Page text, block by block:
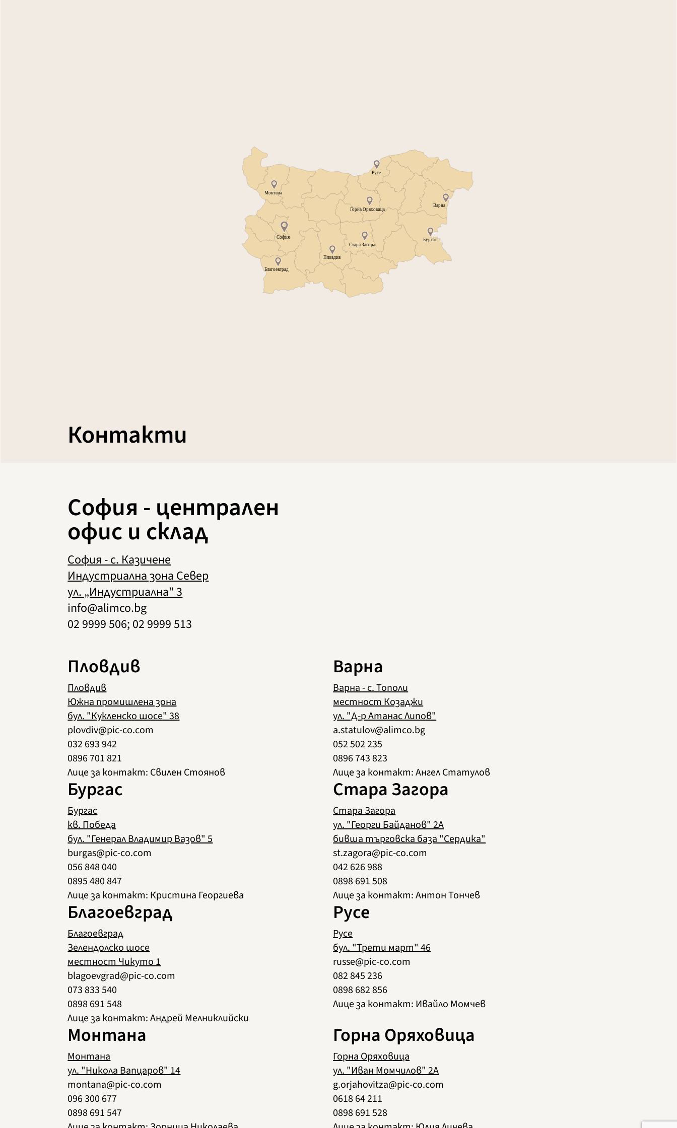
Контакти
София - централен
офис и склад
София - с. Казичене
Индустриална зона Север
ул. „Индустриална" 3
info@alimco.bg
02 9999 506; 02 9999 513
Пловдив
Пловдив
Южна промишлена зона
бул. "Кукленско шосе" 38
plovdiv@pic-co.com
032 693 942
0896 701 821
Лице за контакт: Свилен Стоянов
Варна
Варна - с. Тополи
местност Козаджи
ул. "Д-р Атанас Липов"
a.statulov@alimco.bg
052 502 235
0896 743 823
Лице за контакт: Ангел Статулов
Бургас
Бургас
кв. Победа
бул. "Генерал Владимир Вазов" 5
burgas@pic-co.com
056 848 040
0895 480 847
Лице за контакт: Кристина Георгиева
Стара Загора
Стара Загора
ул. "Георги Байданов" 2А
бивша търговска база "Сердика"
st.zagora@pic-co.com
042 626 988
0898 691 508
Лице за контакт: Антон Тончев
Благоевград
Благоевград
Зелендолско шосе
местност Чикуто 1
blagoevgrad@pic-co.com
073 833 540
0898 691 548
Лице за контакт: Андрей Мелниклийски
Русе
Русе
бул. "Трети март" 46
russe@pic-co.com
082 845 236
0898 682 856
Лице за контакт: Ивайло Момчев
Монтана
Монтана
ул. "Никола Вапцаров" 14
montana@pic-co.com
096 300 677
0898 691 547
Горна Оряховица
Горна Оряховица
ул. "Иван Момчилов" 2А
g.orjahovitza@pic-co.com
0618 64 211
0898 691 528